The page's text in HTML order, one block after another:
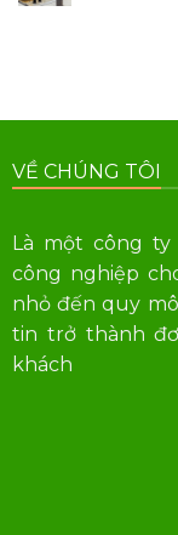
VỀ CHÚNG TÔI
Là một công
công nghiệp
nhỏ đến quy
tin trở thành
khách